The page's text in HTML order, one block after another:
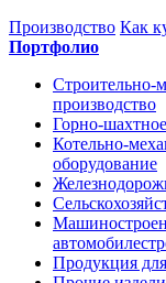
Производство Как
Портфолио
Строительно-
производство
Горно-
Котельно-
оборудование
Продукция